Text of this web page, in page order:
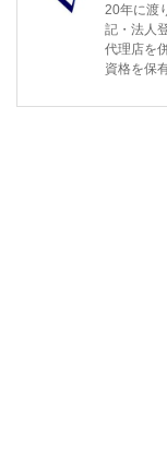
20年に渡
記・法人
代理店を
資格を保有